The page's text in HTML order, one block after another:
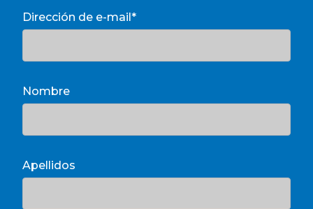
Dirección de e-mail*
Nombre
Apellidos